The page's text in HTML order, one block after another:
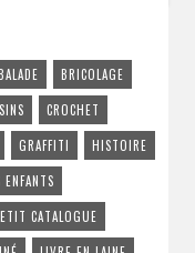
BRICOLAGE
CROCHET
GRAFFITI
HISTOIRE
ENFANTS
CATALOGUE